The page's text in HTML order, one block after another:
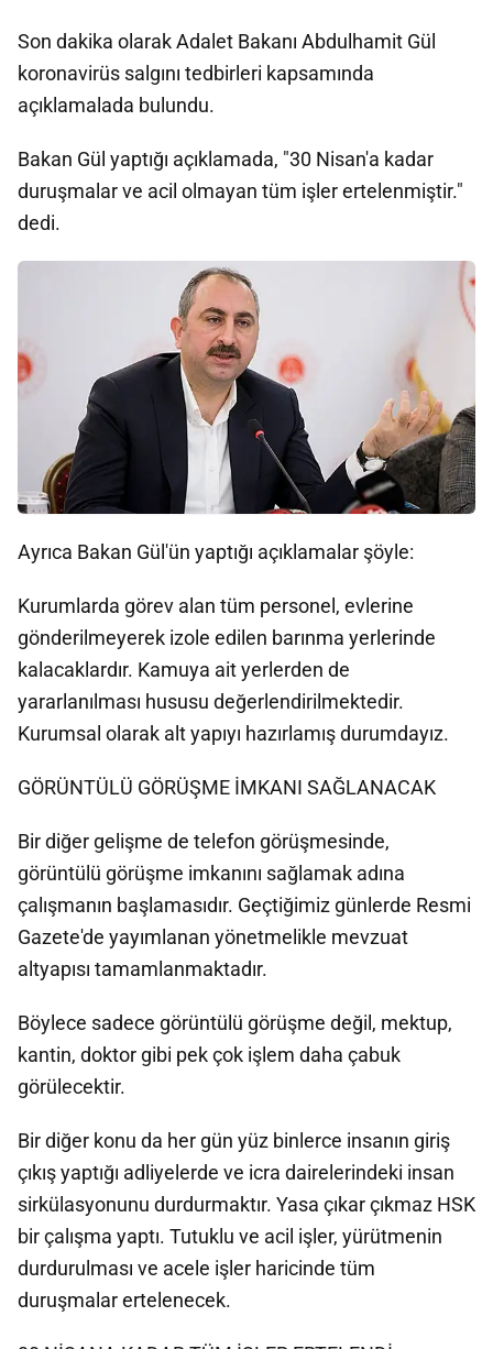
Son dakika olarak Adalet Bakanı Abdulhamit Gül
koronavirüs salgını tedbirleri kapsamında
açıklamalada bulundu.
Bakan Gül yaptığı açıklamada, "30 Nisan'a kadar
duruşmalar ve acil olmayan tüm işler ertelenmiştir."
dedi.
Ayrıca Bakan Gül'ün yaptığı açıklamalar şöyle:
Kurumlarda görev alan tüm personel, evlerine
gönderilmeyerek izole edilen barınma yerlerinde
kalacaklardır. Kamuya ait yerlerden de
yararlanılması hususu değerlendirilmektedir.
Kurumsal olarak alt yapıyı hazırlamış durumdayız.
GÖRÜNTÜLÜ GÖRÜŞME İMKANI SAĞLANACAK
Bir diğer gelişme de telefon görüşmesinde,
görüntülü görüşme imkanını sağlamak adına
çalışmanın başlamasıdır. Geçtiğimiz günlerde Resmi
Gazete'de yayımlanan yönetmelikle mevzuat
altyapısı tamamlanmaktadır.
Böylece sadece görüntülü görüşme değil, mektup,
kantin, doktor gibi pek çok işlem daha çabuk
görülecektir.
Bir diğer konu da her gün yüz binlerce insanın giriş
çıkış yaptığı adliyelerde ve icra dairelerindeki insan
sirkülasyonunu durdurmaktır. Yasa çıkar çıkmaz HSK
bir çalışma yaptı. Tutuklu ve acil işler, yürütmenin
durdurulması ve acele işler haricinde tüm
duruşmalar ertelenecek.